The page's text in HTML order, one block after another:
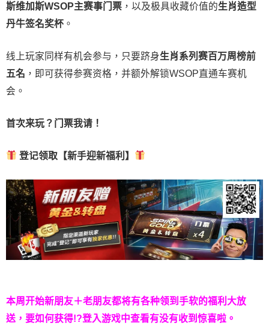
斯维加斯WSOP主赛事门票 ，以及极具收藏价值的生肖造型
丹牛签名奖杯 。
线上玩家同样有机会参与，只要跻身生肖系列赛百万周榜前
五名 ，即可获得参赛资格，并额外解锁WSOP直通车赛机
会。
首次来玩？门票我请！
登记领取【新手迎新福利】
本周开始新朋友＋老朋友都将有各种领到手软的福利大放
送，要如何获得!?登入游戏中查看有没有收到惊喜啦。